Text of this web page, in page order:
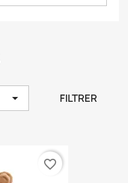
 FILTRER
favorite_border